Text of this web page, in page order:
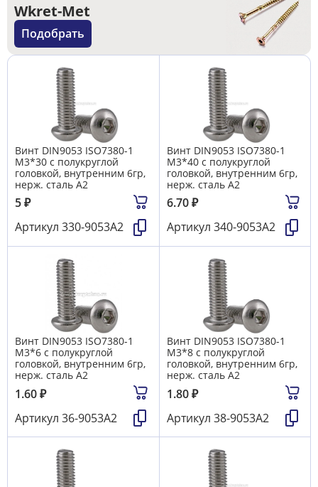
Wkret-Met
Подобрать
Винт DIN9053 ISO7380-1
М3*30 с полукруглой
головкой, внутренним 6гр,
нерж. сталь A2
5₽
Артикул 330-9053А2
Винт DIN9053 ISO7380-1
М3*40 с полукруглой
головкой, внутренним 6гр,
нерж. сталь A2
6.70₽
Артикул 340-9053А2
Винт DIN9053 ISO7380-1
М3*6 с полукруглой
головкой, внутренним 6гр,
нерж. сталь A2
1.60₽
Артикул 36-9053А2
Винт DIN9053 ISO7380-1
М3*8 с полукруглой
головкой, внутренним 6гр,
нерж. сталь A2
1.80₽
Артикул 38-9053А2